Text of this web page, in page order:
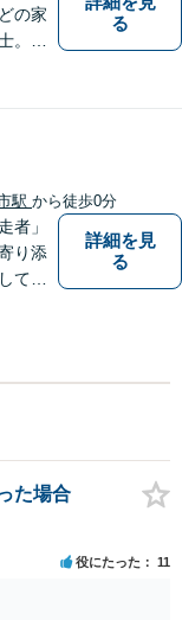
の家
。依
で
キッ
る
駅 から徒歩0分
者」
り添
ての
がけ
・電
防音
詳細を見
る
た場合
役にたった 11